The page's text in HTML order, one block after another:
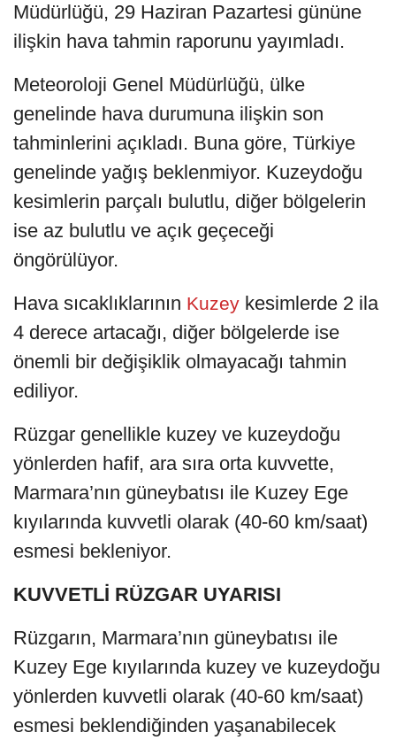
Müdürlüğü, 29 Haziran Pazartesi gününe
ilişkin hava tahmin raporunu yayımladı.
Meteoroloji Genel Müdürlüğü, ülke
genelinde hava durumuna ilişkin son
tahminlerini açıkladı. Buna göre, Türkiye
genelinde yağış beklenmiyor. Kuzeydoğu
kesimlerin parçalı bulutlu, diğer bölgelerin
ise az bulutlu ve açık geçeceği
öngörülüyor.
Hava sıcaklıklarının Kuzey kesimlerde 2 ila
4 derece artacağı, diğer bölgelerde ise
önemli bir değişiklik olmayacağı tahmin
ediliyor.
Rüzgar genellikle kuzey ve kuzeydoğu
yönlerden hafif, ara sıra orta kuvvette,
Marmara’nın güneybatısı ile Kuzey Ege
kıyılarında kuvvetli olarak (40-60 km/saat)
esmesi bekleniyor.
KUVVETLİ RÜZGAR UYARISI
Rüzgarın, Marmara’nın güneybatısı ile
Kuzey Ege kıyılarında kuzey ve kuzeydoğu
yönlerden kuvvetli olarak (40-60 km/saat)
esmesi beklendiğinden yaşanabilecek